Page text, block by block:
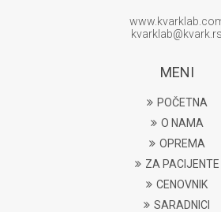
kvarklab@kvark.rs
MENI
POČETNA
O NAMA
OPREMA
ZA PACIJENTE
CENOVNIK
SARADNICI